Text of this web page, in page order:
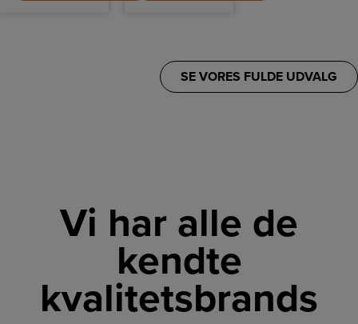
SE VORES FULDE UDVALG
Vi har alle de
kendte
kvalitetsbrands